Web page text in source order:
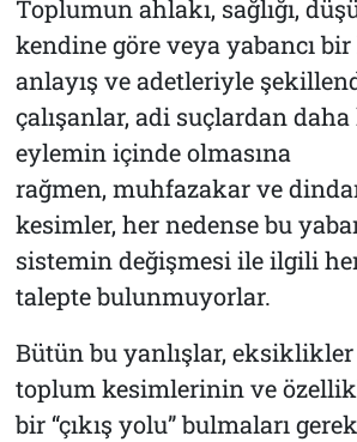
Toplumun ahlakı, sağlığı,
kendine göre veya yabancı
anlayış ve adetleriyle
çalışanlar, adi suçlardan
eylemin içinde olmasına
rağmen, muhfazakar ve
kesimler, her nedense bu
sistemin değişmesi ile ilgili
talepte bulunmuyorlar.
Bütün bu yanlışlar,
toplum kesimlerinin ve
bir “çıkış yolu” bulmaları